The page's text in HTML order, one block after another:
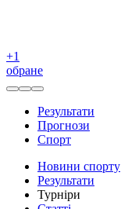
+1
обране
Результати
Прогнози
Спорт
Новини спорту
Результати
Турніри